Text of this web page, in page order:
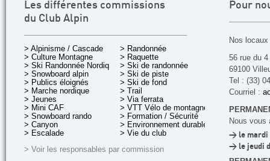
Les différentes commissions
du Club Alpin
> Alpinisme / Cascade
> Culture Montagne
> Ski Randonnée Nordique
> Snowboard alpin
> Publics éloignés
> Marche nordique
> Jeunes
> Mini CAF
> Snowboard rando
> Canyon
> Escalade
> Randonnée
> Raquette
> Ski de randonnée
> Ski de piste
> Ski de fond
> Trail
> Via ferrata
> VTT Vélo de montagne
> Formation / Sécurité
> Environnement durable
> Vie du club
> Voir les responsables par commission
Pour
Nos
56 rue du
69100
Tel : (33)
Courriel :
Nous vous
> le mardi
> le jeudi